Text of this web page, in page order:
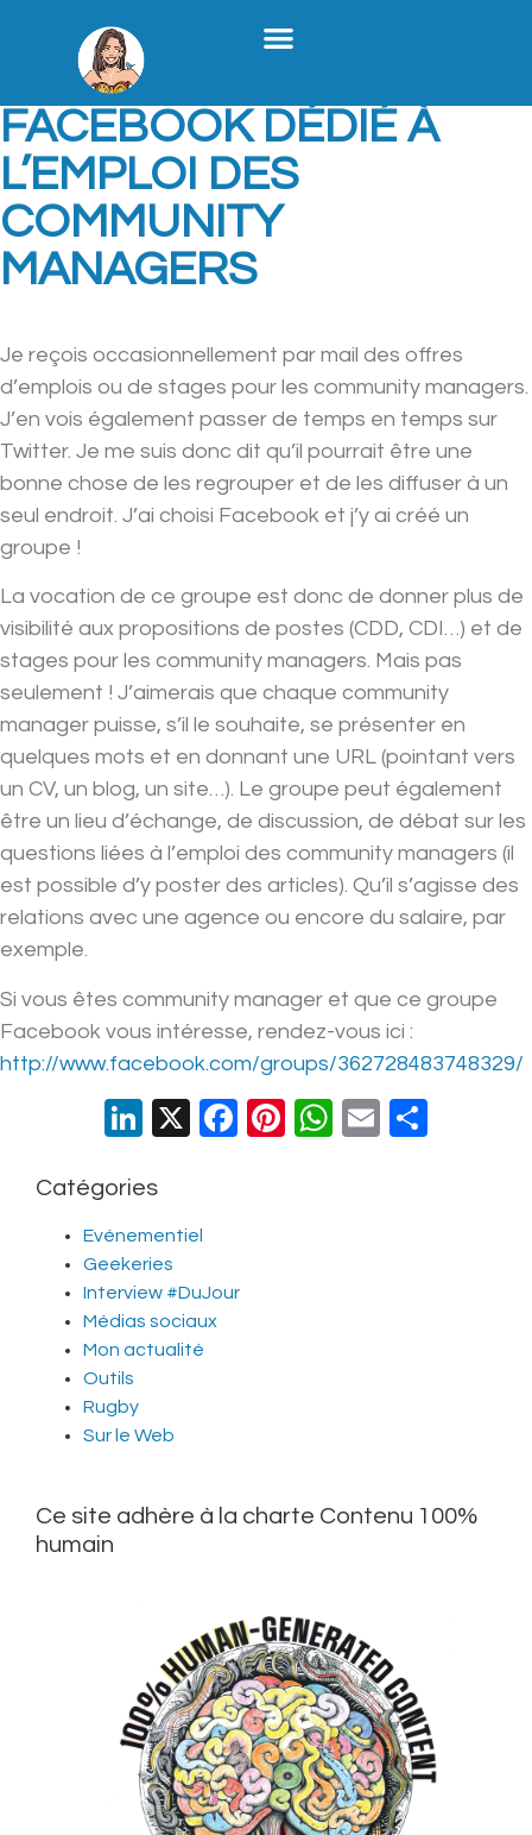
REJOIGNEZ LE GROUPE
FACEBOOK DÉDIÉ À
L’EMPLOI DES
COMMUNITY
MANAGERS
Je reçois occasionnellement par mail des offres
d’emplois ou de stages pour les community managers.
J’en vois également passer de temps en temps sur
Twitter. Je me suis donc dit qu’il pourrait être une
bonne chose de les regrouper et de les diffuser à un
seul endroit. J’ai choisi Facebook et j’y ai créé un
groupe !
La vocation de ce groupe est donc de donner plus de
visibilité aux propositions de postes (CDD, CDI…) et de
stages pour les community managers. Mais pas
seulement ! J’aimerais que chaque community
manager puisse, s’il le souhaite, se présenter en
quelques mots et en donnant une URL (pointant vers
un CV, un blog, un site…). Le groupe peut également
être un lieu d’échange, de discussion, de débat sur les
questions liées à l’emploi des community managers (il
est possible d’y poster des articles). Qu’il s’agisse des
relations avec une agence ou encore du salaire, par
exemple.
Si vous êtes community manager et que ce groupe
Facebook vous intéresse, rendez-vous ici :
http://www.facebook.com/groups/362728483748329/
LinkedIn
X Facebook
Pinterest
WhatsApp
Email
Catégories
Evénementiel
Geekeries
Interview #DuJour
Médias sociaux
Mon actualité
Outils
Rugby
Sur le Web
Ce site adhère à la charte Contenu 100%
humain